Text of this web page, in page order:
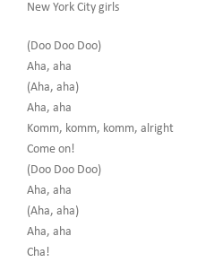
New York City girls
(Doo Doo Doo)
Aha, aha
(Aha, aha)
Aha, aha
Komm, komm, komm, alright
Come on!
(Doo Doo Doo)
Aha, aha
(Aha, aha)
Aha, aha
Cha!